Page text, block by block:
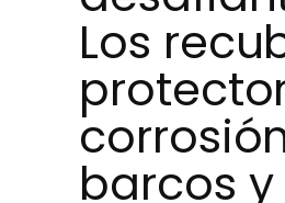
Los
barcos